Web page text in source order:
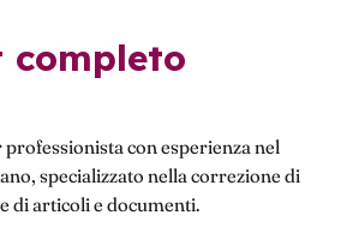
completo
con esperienza nel
specializzato nella correzione di
di articoli e documenti.